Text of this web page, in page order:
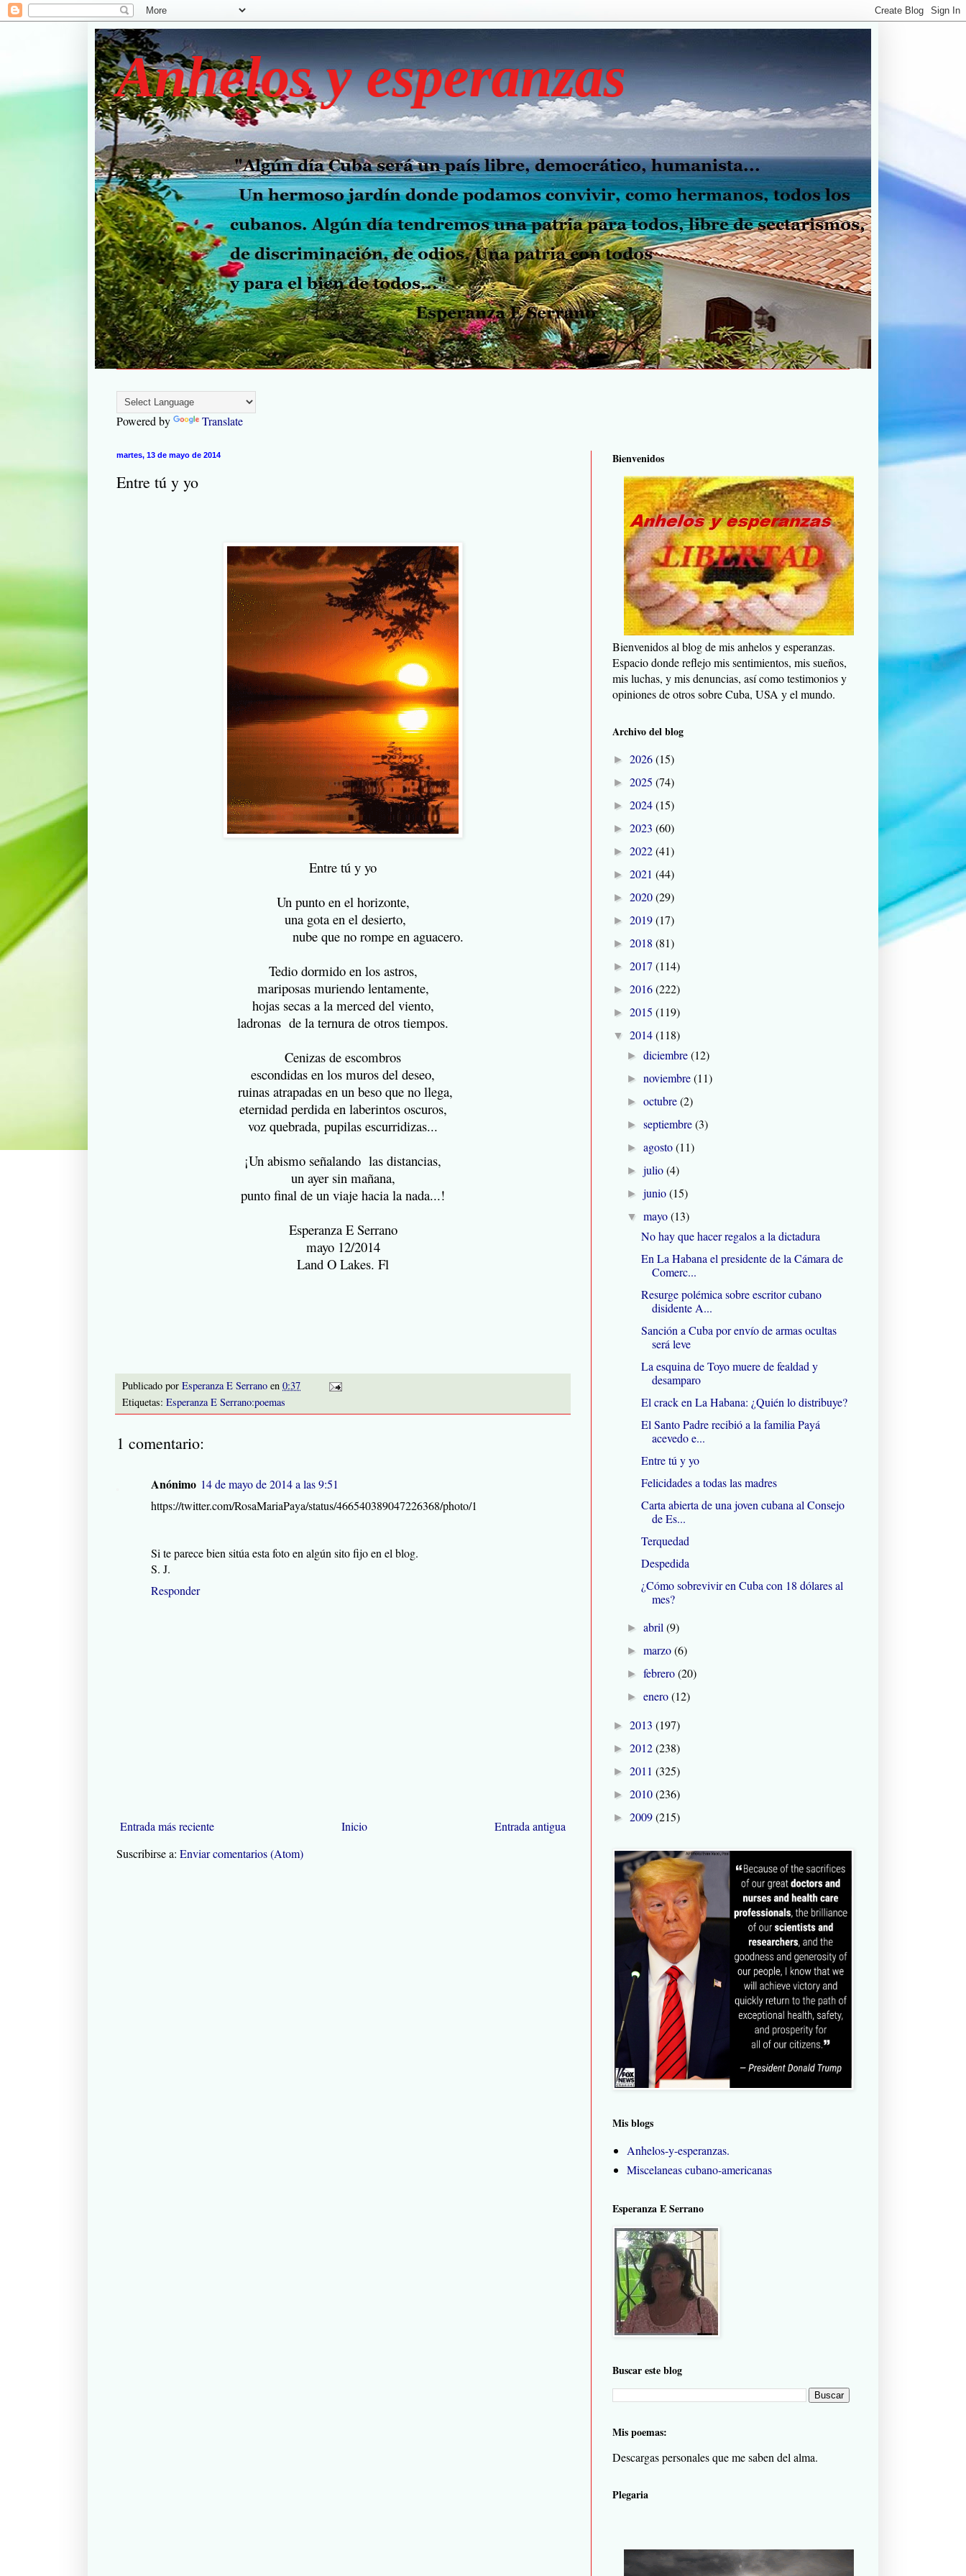
Anhelos y esperanzas
Powered by Translate
martes, 13 de mayo de 2014
Entre tú y yo
Entre tú y yo
Un punto en el horizonte,
una gota en el desierto,
nube que no rompe en aguacero.
Tedio dormido en los astros,
mariposas muriendo lentamente,
hojas secas a la merced del viento,
ladronas de la ternura de otros tiempos.
Cenizas de escombros
escondidas en los muros del deseo,
ruinas atrapadas en un beso que no llega,
eternidad perdidaen laberintos oscuros,
voz quebrada, pupilas escurridizas...
¡Un abismo señalando las distancias,
un ayer sin mañana,
punto final de un viaje hacia la nada...!
Esperanza E Serrano
mayo 12/2014
Land O Lakes. Fl
Publicado por Esperanza E Serrano en 0:37
Etiquetas: Esperanza E Serrano:poemas
1 comentario:
Anónimo 14 de mayo de 2014 a las 9:51
https://twitter.com/RosaMariaPaya/status/466540389047226368/photo/1
Si te parece bien sitúa esta foto en algún sito fijo en el blog.
S. J.
Responder
Entrada más reciente Entrada antigua
Inicio
Suscribirse a: Enviar comentarios (Atom)
Bienvenidos
Bienvenidos al blog de mis anhelos y esperanzas.
Espacio donde reflejo mis sentimientos, mis sueños,
mis luchas, y mis denuncias, así como testimonios y
opiniones de otros sobre Cuba, USA y el mundo.
Archivo del blog
► 2026(15)
► 2025 (74)
► 2024(15)
► 2023 (60)
► 2022(41)
► 2021 (44)
► 2020(29)
► 2019(17)
► 2018 (81)
► 2017 (114)
► 2016(222)
► 2015 (119)
▼ 2014(118)
►diciembre(12)
►noviembre(11)
►octubre(2)
►septiembre(3)
►agosto(11)
►julio(4)
►junio(15)
▼mayo(13)
No hay que hacer regalos a la dictadura
En La Habana el presidente de la Cámara de
Comerc...
Resurge polémica sobre escritor cubano
disidente A...
Sanción a Cuba por envío de armas ocultas
será leve
La esquina de Toyo muere de fealdad y
desamparo
El crack en La Habana: ¿Quién lo distribuye?
El Santo Padre recibió a la familia Payá
acevedo e...
Entre tú y yo
Felicidades a todas las madres
Carta abierta de una joven cubana al Consejo
de Es...
Terquedad
Despedida
¿Cómo sobrevivir en Cuba con 18 dólares al
mes?
►abril(9)
►marzo(6)
►febrero(20)
►enero(12)
► 2013 (197)
► 2012(238)
► 2011 (325)
► 2010(236)
► 2009(215)
Mis blogs
Anhelos-y-esperanzas.
Miscelaneas cubano-americanas
Esperanza E Serrano
Buscar este blog
Mis poemas:
Descargas personales que me saben del alma.
Plegaria